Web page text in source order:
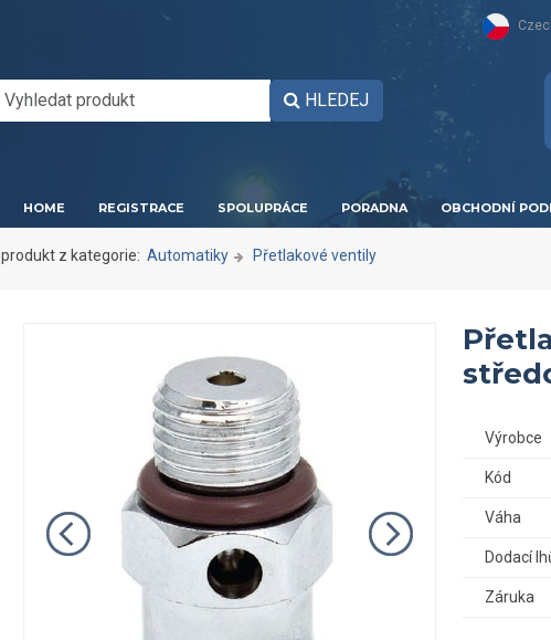
HLEDEJ
HOME REGISTRACE SPOLUPRÁCE PORADNA OBCHODNÍ
produkt z kategorie: Automatiky Přetlakové ventily
Výrobce
Kód
Váha
Dodací
Záruka